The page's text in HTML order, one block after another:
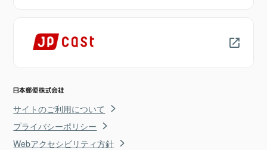
サイトのご利用について
プライバシーポリシー
Webアクセシビリティ方針